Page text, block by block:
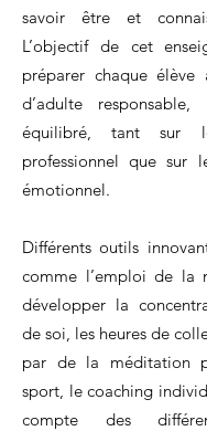
savoir être et
L’objectif de cet
préparer chaque
d’adulte
équilibré, tant sur
professionnel que sur
émotionnel.
Différents outils
comme l’emploi de la
développer la
de soi, les heures de
par de la méditation
sport, le coaching
compte des